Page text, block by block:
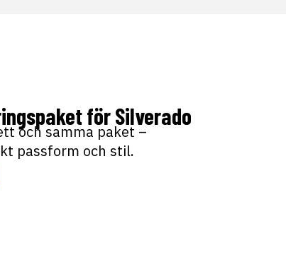
för Silverado
och samma paket –
passform och stil.